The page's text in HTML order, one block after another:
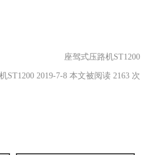
座驾式压路机ST1200
ST1200 2019-7-8 本文被阅读 2163 次